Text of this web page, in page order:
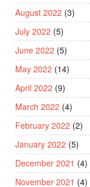
August 2022 (3)
July 2022 (5)
June 2022 (5)
May 2022 (14)
April 2022 (9)
March 2022 (4)
February 2022 (2)
January 2022 (5)
December 2021 (4)
November 2021 (4)